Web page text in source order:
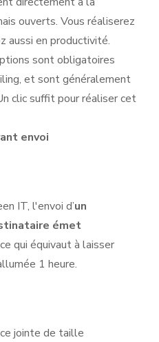
ouverts. Vous réaliserez
aussi en productivité.
sont obligatoires
et sont généralement
clic suffit pour réaliser cet
envoi
IT, l'envoi d’un
émet
qui équivaut à laisser
1 heure.
jointe de taille